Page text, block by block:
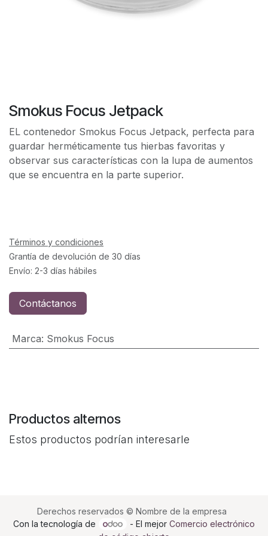
Smokus Focus Jetpack
EL contenedor Smokus Focus Jetpack, perfecta para
guardar herméticamente tus hierbas favoritas y
observar sus características con la lupa de aumentos
que se encuentra en la parte superior.
Términos y condiciones
Grantía de devolución de 30 días
Envío: 2-3 días hábiles
Contáctanos
Marca: Smokus Focus
Productos alternos
Estos productos podrían interesarle
Derechos reservados © Nombre de la empresa
Con la tecnología de
- El mejor Comercio electrónico